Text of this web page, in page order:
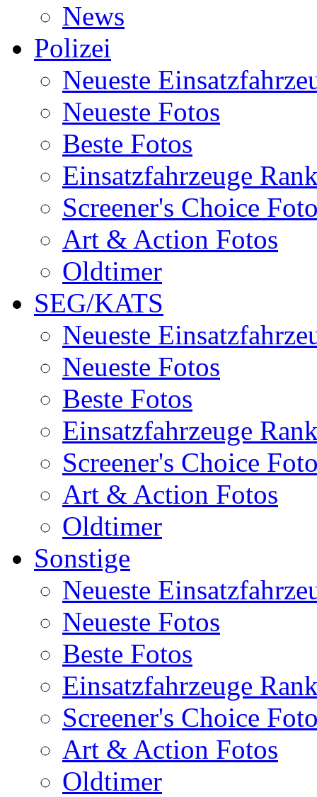
News
Polizei
Neueste
Neueste Fotos
Beste Fotos
Einsatzfahrzeuge
Screener's Choice
Art & Action Fotos
Oldtimer
SEG/KATS
Neueste
Neueste Fotos
Beste Fotos
Einsatzfahrzeuge
Screener's Choice
Art & Action Fotos
Oldtimer
Sonstige
Neueste
Neueste Fotos
Beste Fotos
Einsatzfahrzeuge
Screener's Choice
Art & Action Fotos
Oldtimer